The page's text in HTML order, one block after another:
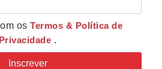
osTermos & Política de
Privacidade .